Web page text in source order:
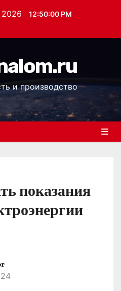
2026 12:50:01 PM
и производство
показания